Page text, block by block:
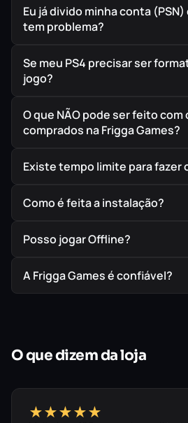
IMPORTANTE!Todos os jogos são
diretamente na PlayStation Store,
garantindo assim a melhor
seu jogo em mídia digital.
Eu já divido minha conta
tem problema?
Se meu PS4 precisar ser
jogo?
O que NÃO pode ser feito com
comprados na Frigga Games?
Existe tempo limite para fazer
Como é feita a instalação?
Posso jogar Offline?
A Frigga Games é confiável?
O que dizem da loja
★★★★★